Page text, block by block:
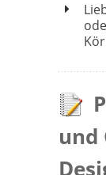
und